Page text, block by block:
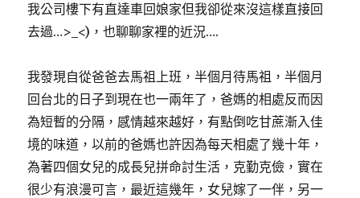
我公司樓下有直達車回娘家但我卻從來沒這樣直接回
去過…>_<)，也聊聊家裡的近況….
我發現自從爸爸去馬祖上班，半個月待馬祖，半個月
回台北的日子到現在也一兩年了，爸媽的相處反而因
為短暫的分隔，感情越來越好，有點倒吃甘蔗漸入佳
境的味道，以前的爸媽也許因為每天相處了幾十年，
為著四個女兒的成長兒拼命討生活，克勤克儉，實在
很少有浪漫可言，最近這幾年，女兒嫁了一伴，另一